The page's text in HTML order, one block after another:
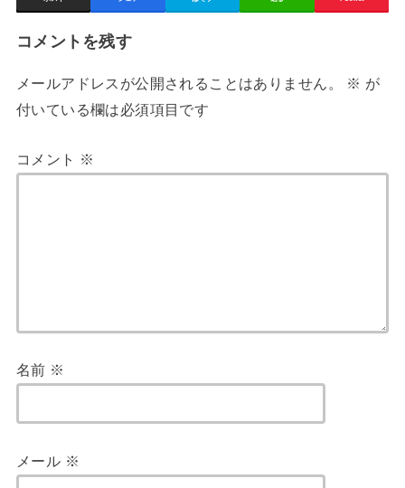
コメントを残す
メールアドレスが公開されることはありません。 ※ が
付いている欄は必須項目です
コメント ※
名前 ※
メール ※